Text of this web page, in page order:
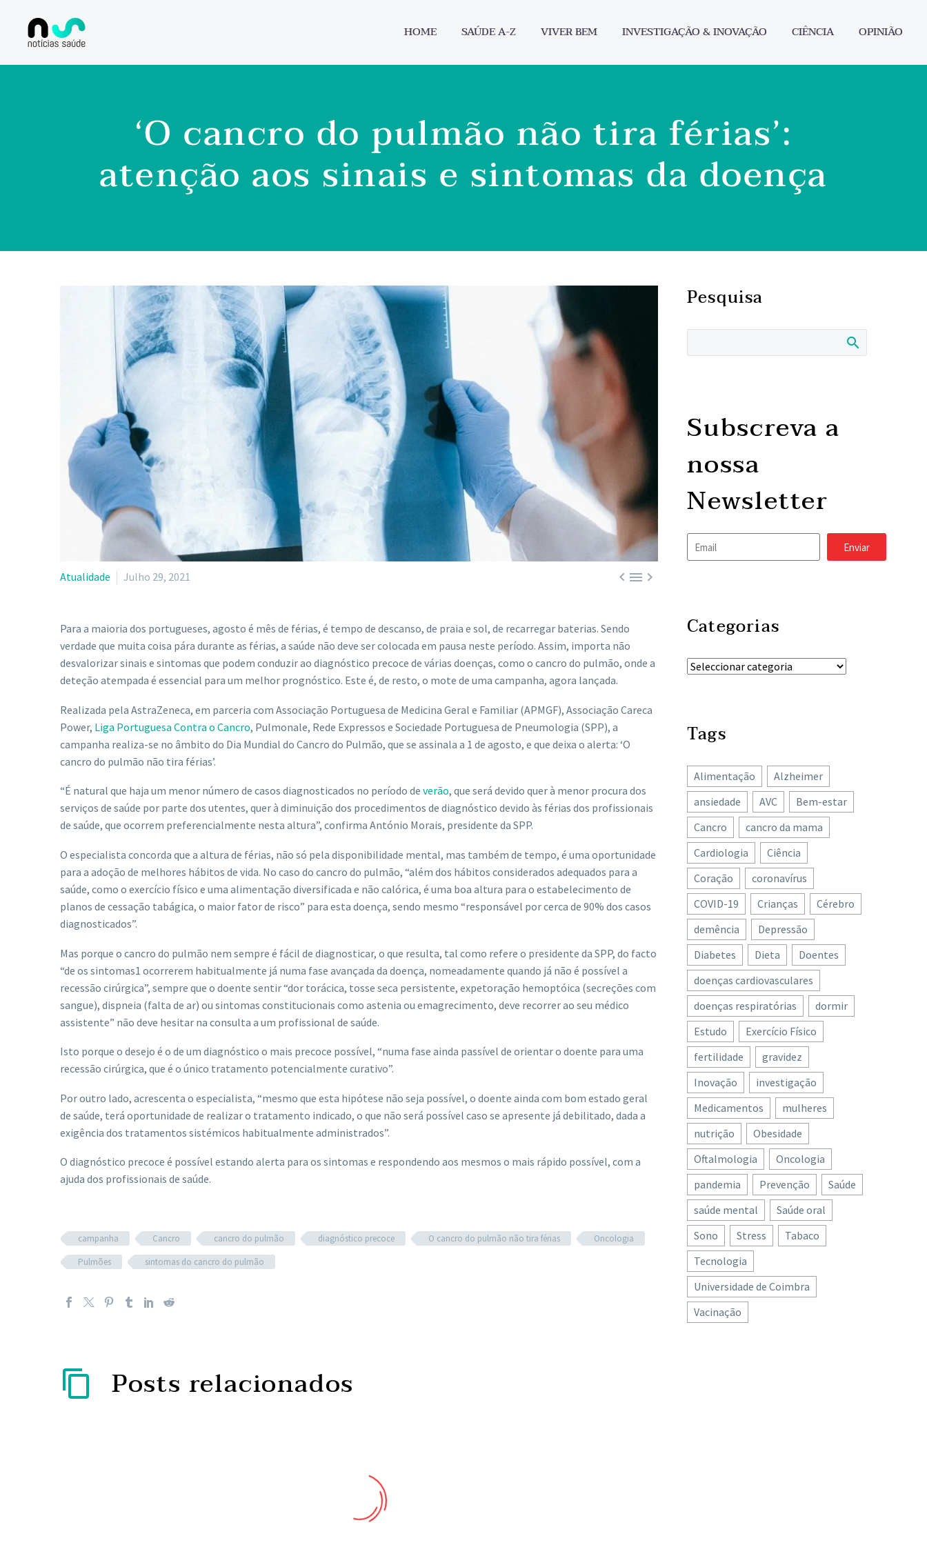
HOME SAÚDE A-Z VIVER BEM INVESTIGAÇÃO & INOVAÇÃO CIÊNCIA OPINIÃO
‘O cancro do pulmão não tira férias’:
atenção aos sinais e sintomas da doença

Atualidade Julho 29, 2021
Para a maioria dos portugueses, agosto é mês de férias, é tempo de descanso, de praia e sol, de recarregar baterias. Sendo
verdade que muita coisa pára durante as férias, a saúde não deve ser colocada em pausa neste período. Assim, importa não
desvalorizar sinais e sintomas que podem conduzir ao diagnóstico precoce de várias doenças, como o cancro do pulmão, onde a
deteção atempada é essencial para um melhor prognóstico. Este é, de resto, o mote de uma campanha, agora lançada.
Realizada pela AstraZeneca, em parceria com Associação Portuguesa de Medicina Geral e Familiar (APMGF), Associação Careca
Power, Liga Portuguesa Contra o Cancro, Pulmonale, Rede Expressos e Sociedade Portuguesa de Pneumologia (SPP), a
campanha realiza-se no âmbito do Dia Mundial do Cancro do Pulmão, que se assinala a 1 de agosto, e que deixa o alerta: ‘O
cancro do pulmão não tira férias’.
“É natural que haja um menor número de casos diagnosticados no período de verão, que será devido quer à menor procura dos
serviços de saúde por parte dos utentes, quer à diminuição dos procedimentos de diagnóstico devido às férias dos profissionais
de saúde, que ocorrem preferencialmente nesta altura”, confirma António Morais, presidente da SPP.
O especialista concorda que a altura de férias, não só pela disponibilidade mental, mas também de tempo, é uma oportunidade
para a adoção de melhores hábitos de vida. No caso do cancro do pulmão, “além dos hábitos considerados adequados para a
saúde, como o exercício físico e uma alimentação diversificada e não calórica, é uma boa altura para o estabelecimento de
planos de cessação tabágica, o maior fator de risco” para esta doença, sendo mesmo “responsável por cerca de 90% dos casos
diagnosticados”.
Mas porque o cancro do pulmão nem sempre é fácil de diagnosticar, o que resulta, tal como refere o presidente da SPP, do facto
“de os sintomas1 ocorrerem habitualmente já numa fase avançada da doença, nomeadamente quando já não é possível a
recessão cirúrgica”, sempre que o doente sentir “dor torácica, tosse seca persistente, expetoração hemoptóica (secreções com
sangue), dispneia (falta de ar) ou sintomas constitucionais como astenia ou emagrecimento, deve recorrer ao seu médico
assistente” não deve hesitar na consulta a um profissional de saúde.
Isto porque o desejo é o de um diagnóstico o mais precoce possível, “numa fase ainda passível de orientar o doente para uma
recessão cirúrgica, que é o único tratamento potencialmente curativo”.
Por outro lado, acrescenta o especialista, “mesmo que esta hipótese não seja possível, o doente ainda com bom estado geral
de saúde, terá oportunidade de realizar o tratamento indicado, o que não será possível caso se apresente já debilitado, dada a
exigência dos tratamentos sistémicos habitualmente administrados”.
O diagnóstico precoce é possível estando alerta para os sintomas e respondendo aos mesmos o mais rápido possível, com a
ajuda dos profissionais de saúde.
campanha Cancro cancro do pulmão diagnóstico precoce O cancro do pulmão não tira férias
Oncologia
Pulmões
sintomas do cancro do pulmão
Posts relacionados
Pesquisa
Subscreva a
nossa
Newsletter
Enviar
Categorias
Tags
Alimentação
Alzheimer
ansiedade
AVC
Bem-estar
Cancro
cancro da mama
Cardiologia
Ciência
Coração
coronavírus
COVID-19
Crianças
Cérebro
demência
Depressão
Diabetes
Dieta
Doentes
doenças cardiovasculares
doenças respiratórias
dormir
Estudo
Exercício Físico
fertilidade
gravidez
Inovação
investigação
Medicamentos
mulheres
nutrição
Obesidade
Oftalmologia
Oncologia
pandemia
Prevenção
Saúde
saúde mental
Saúde oral
Sono
Stress
Tabaco
Tecnologia
Universidade de Coimbra
Vacinação